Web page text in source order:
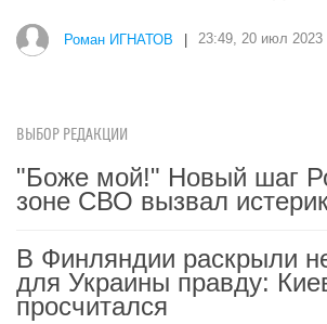
Роман ИГНАТОВ 23:49, 20 июл 2023
ВЫБОР РЕДАКЦИИ
"Боже мой!" Новый шаг
зоне СВО вызвал
В Финляндии раскрыли
для Украины правду:
просчитался